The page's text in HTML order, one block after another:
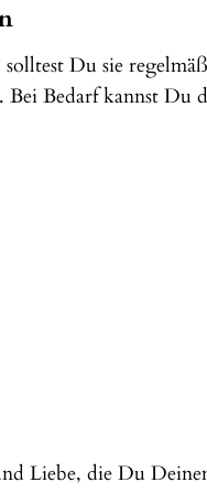
Du sie
Bedarf kannst Du
Liebe, die Du